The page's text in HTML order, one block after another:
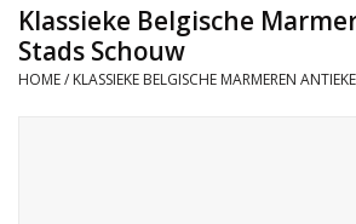
Toebehoren
Kacheltjes
Klassieke Belgische
Stads Schouw
HOME/ KLASSIEKE BELGISCHE MARMEREN